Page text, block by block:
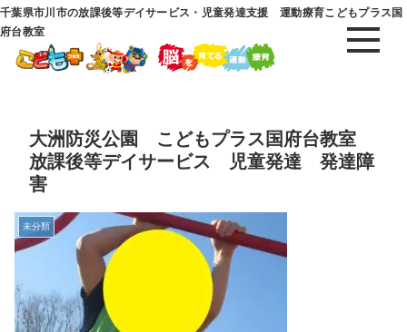
千葉県市川市の放課後等デイサービス・児童発達支援 運動療育こどもプラス国
府台教室
大洲防災公園 こどもプラス国府台教室
放課後等デイサービス 児童発達 発達障
害
未分類